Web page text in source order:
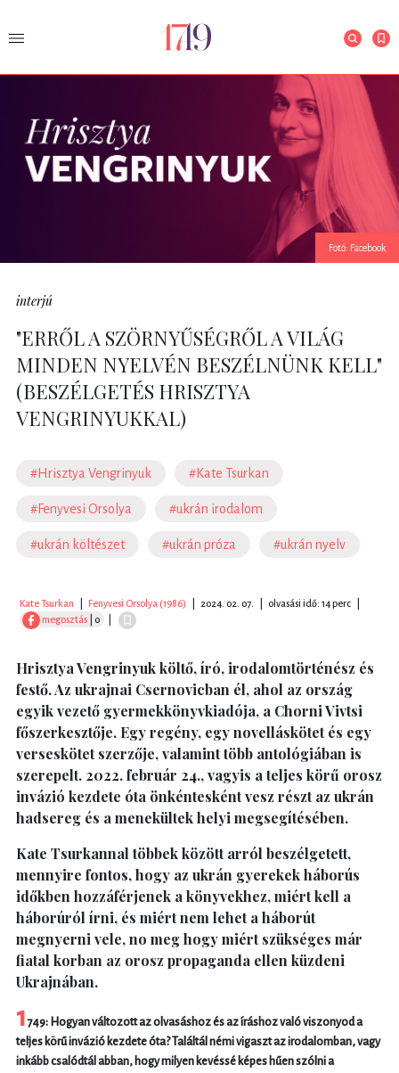
Fotó: Facebook
interjú
"ERRŐL A SZÖRNYŰSÉGRŐL A VILÁG
MINDEN NYELVÉN BESZÉLNÜNK KELL"
(BESZÉLGETÉS HRISZTYA
VENGRINYUKKAL)
#Hrisztya Vengrinyuk #Kate Tsurkan
#Fenyvesi Orsolya #ukrán irodalom
#ukrán költészet #ukrán próza #ukrán nyelv
Kate Tsurkan Fenyvesi Orsolya (1986) 2024. 02. 07. olvasási idő: 14 perc
megosztás | 0
Hrisztya Vengrinyuk költő, író, irodalomtörténész és
festő. Az ukrajnai Csernovicban él, ahol az ország
egyik vezető gyermekkönyvkiadója, a Chorni Vivtsi
főszerkesztője. Egy regény, egy novelláskötet és egy
verseskötet szerzője, valamint több antológiában is
szerepelt. 2022. február 24., vagyis a teljes körű orosz
invázió kezdete óta önkéntesként vesz részt az ukrán
hadsereg és a menekültek helyi megsegítésében.
Kate Tsurkannal többek között arról beszélgetett,
mennyire fontos, hogy az ukrán gyerekek háborús
időkben hozzáférjenek a könyvekhez, miért kell a
háborúról írni, és miért nem lehet a háborút
megnyerni vele, no meg hogy miért szükséges már
fiatal korban az orosz propaganda ellen küzdeni
Ukrajnában.
1749: Hogyan változott az olvasáshoz és az íráshoz való viszonyod a
teljes körű invázió kezdete óta? Találtál némi vigaszt az irodalomban, vagy
inkább csalódtál abban, hogy milyen kevéssé képes hűen szólni a